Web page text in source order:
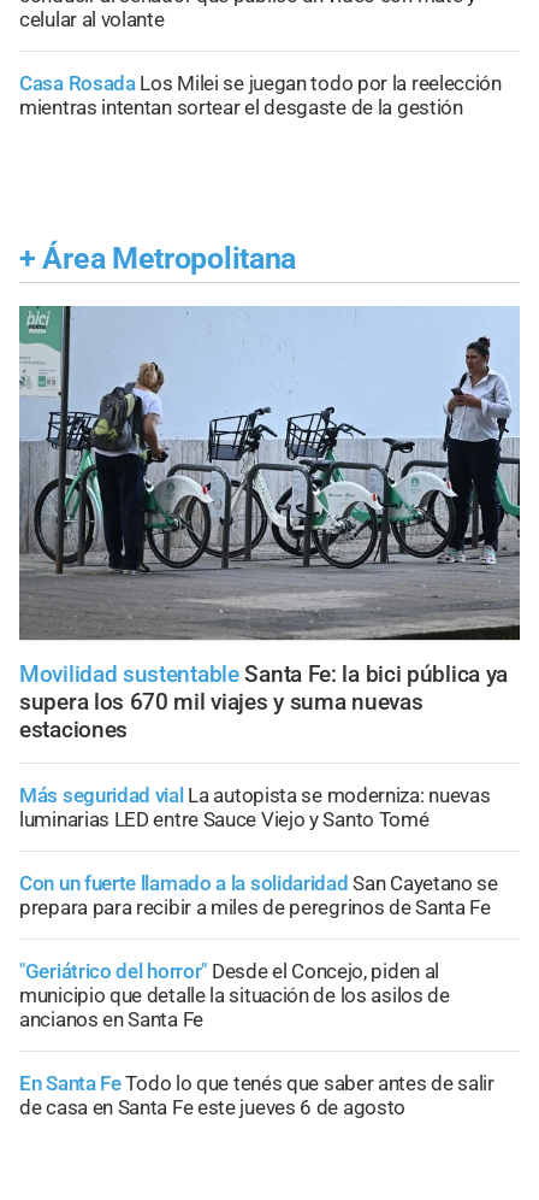
celular al volante
Casa Rosada Los Milei se juegan todo por la reelección
mientras intentan sortear el desgaste de la gestión
+ Área Metropolitana
Movilidad sustentable Santa Fe: la bici pública ya
supera los 670 mil viajes y suma nuevas
estaciones
Más seguridad vial La autopista se moderniza: nuevas
luminarias LED entre Sauce Viejo y Santo Tomé
Con un fuerte llamado a la solidaridad San Cayetano se
prepara para recibir a miles de peregrinos de Santa Fe
"Geriátrico del horror" Desde el Concejo, piden al
municipio que detalle la situación de los asilos de
ancianos en Santa Fe
En Santa FeTodo lo que tenés que saber antes de salir
de casa en Santa Fe este jueves 6 de agosto